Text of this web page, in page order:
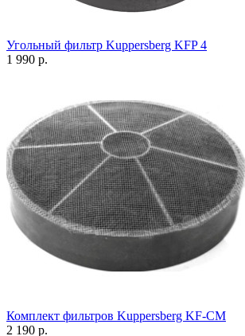
Угольный фильтр Kuppersberg KFP 4
1 990 р.
Комплект фильтров Kuppersberg KF-CM
2 190 р.